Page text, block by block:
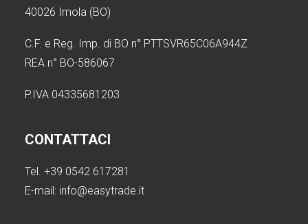
40026 Imola (BO)
C.F. e Reg. Imp. di BO n° PTTSVR65C06A944Z
REA n° BO-586067
P.IVA 04335681203
CONTATTACI
Tel. +39 0542 617281
E-mail: info@easytrade.it